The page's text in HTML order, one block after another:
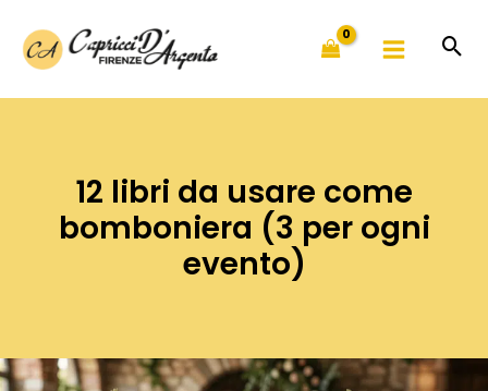
contenuto
12 libri da usare come
bomboniera (3 per ogni
evento)